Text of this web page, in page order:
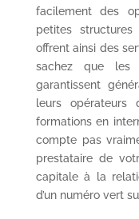
facilement des
petites structures
offrent ainsi des
sachez que les
garantissent
leurs opérateurs
formations en
compte pas
prestataire de
capitale à la
d’un numéro vert